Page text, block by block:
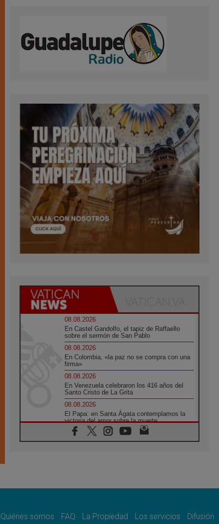
08.08.2026
En Castel Gandolfo, el tapiz de Raffaello
sobre el sermón de San Pablo
08.08.2026
En Colombia, «la paz no se compra con una
firma»
08.08.2026
En Venezuela celebraron los 416 años del
Santo Cristo de La Grita
08.08.2026
El Papa: en Santa Ágata contemplamos la
victoria del amor sobre la muerte
08.08.2026
León XIV visitará el Santuario de la Madre
07.08.2026
07.08.2026
Quiénes somos FAQ La Propiedad Los servicios Difusión